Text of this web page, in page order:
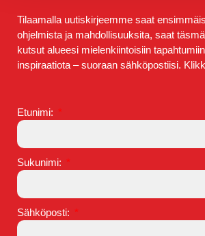
Tilaamalla uutiskirjeemme saat
ohjelmista ja mahdollisuuksita, saat
kutsut alueesi mielenkiintoisiin
inspiraatiota – suoraan sähköpostiisi.
Etunimi:
Sukunimi:
Sähköposti: